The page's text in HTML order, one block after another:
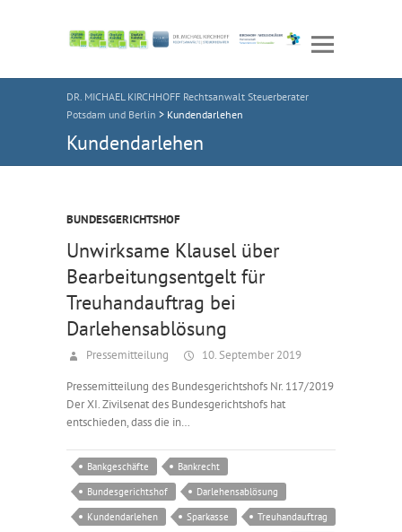
DR. MICHAEL KIRCHHOFF Rechtsanwalt Steuerberater
Potsdam und Berlin > Kundendarlehen
Kundendarlehen
BUNDESGERICHTSHOF
Unwirksame Klausel über
Bearbeitungsentgelt für
Treuhandauftrag bei
Darlehensablösung
Pressemitteilung 10. September 2019
Pressemitteilung des Bundesgerichtshofs Nr. 117/2019
Der XI. Zivilsenat des Bundesgerichtshofs hat
entschieden, dass die in…
Bankgeschäfte
Bankrecht
Bundesgerichtshof
Darlehensablösung
Kundendarlehen
Sparkasse Treuhandauftrag